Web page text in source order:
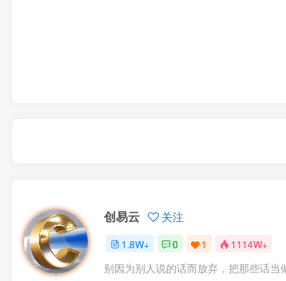
创易云 关注
1.8W+ 0 1 1114W+
别因为别人说的话而放弃，把那些话当